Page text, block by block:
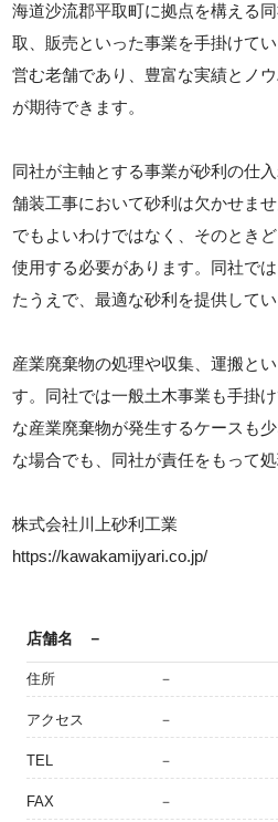
海道沙流郡平取町に拠点を構える
取、販売といった事業を手掛けて
営む老舗であり、豊富な実績とノ
が期待できます。
同社が主軸とする事業が砂利の仕
舗装工事において砂利は欠かせま
でもよいわけではなく、そのとき
使用する必要があります。同社で
たうえで、最適な砂利を提供してい
産業廃棄物の処理や収集、運搬と
す。同社では一般土木事業も手掛
な産業廃棄物が発生するケースも
な場合でも、同社が責任をもって処
株式会社川上砂利工業
https://kawakamijyari.co.jp/
店舗名 －
住所 －
アクセス －
TEL －
FAX －